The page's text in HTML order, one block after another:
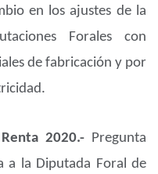
en los ajustes de la
Forales con
de fabricación y por
2020.- Pregunta
a la Diputada Foral de